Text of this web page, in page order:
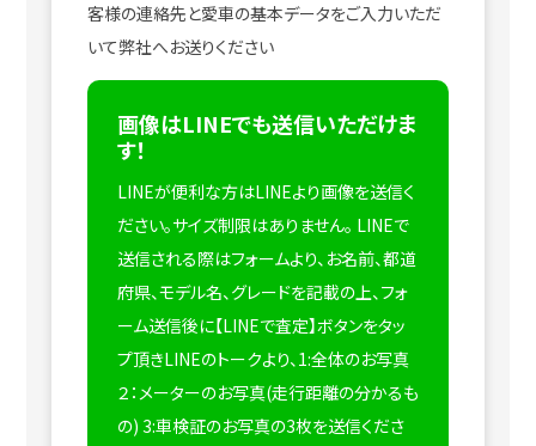
客様の連絡先と愛車の基本データをご入力いただ
いて弊社へお送りください
画像はLINEでも送信いただけま
す！
LINEが便利な方はLINEより画像を送信く
ださい。サイズ制限はありません。 LINEで
送信される際はフォームより、お名前、都道
府県、モデル名、グレードを記載の上、フォ
ーム送信後に【LINEで査定】ボタンをタッ
プ頂きLINEのトークより、1:全体のお写真
２：メーターのお写真(走行距離の分かるも
の) 3:車検証のお写真の3枚を送信くださ